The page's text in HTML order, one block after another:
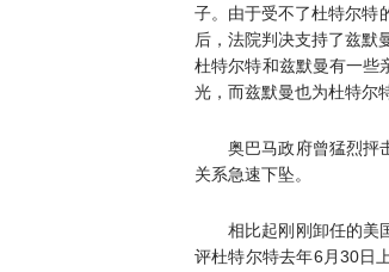
子。由于受不了杜特尔特
后，法院判决支持了兹默
杜特尔特和兹默曼有一些
光，而兹默曼也为杜特尔
奥巴马政府曾猛烈抨
关系急速下坠。
相比起刚刚卸任的美
评杜特尔特去年6月30日